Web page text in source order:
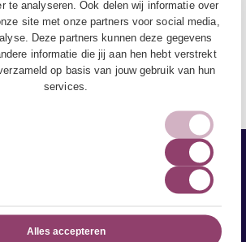
te analyseren. Ook delen wij informatie over
site met onze partners voor social media,
Deze partners kunnen deze gegevens
informatie die jij aan hen hebt verstrekt
op basis van jouw gebruik van hun
services.
Alles accepteren
Contact